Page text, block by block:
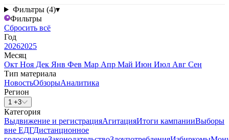
Фильтры (4)▾
Фильтры
Сбросить всё
Год
20262025
Месяц
Окт Ноя Дек Янв Фев Мар Апр Май Июн Июл Авг Сен
Тип материала
НовостьОбзорыАналитика
Регион
1 +3
Категория
Выдвижение и регистрацияАгитацияИтоги кампанииВыборы
вне ЕДГДистанционное